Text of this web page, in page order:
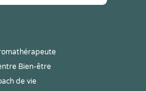
Bien-être
de vie